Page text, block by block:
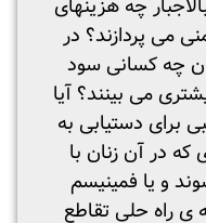
چه هزینه­ای
می­ پردازند؟ در
چه کسانی سود
می­ بینند؟ آیا
برای دستیابی به
در آن زنان با
و یا فمینیسم
­ی راه حلی تقاطع